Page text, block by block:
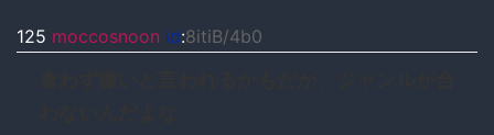
125 moccosnoon id:8itiB/4b0